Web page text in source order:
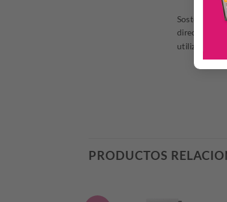
Sostener el
directamente
utilizarlo 2 a
PRODUCTOS